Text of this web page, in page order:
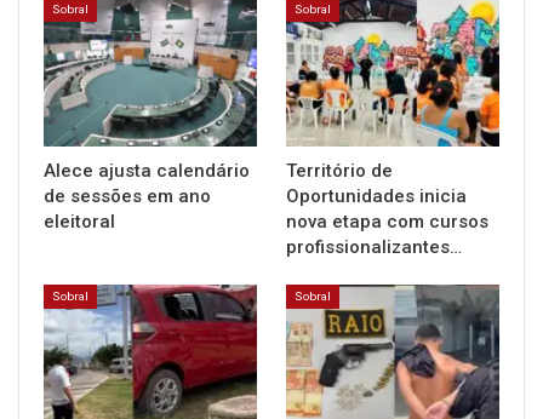
Sobral
Alece ajusta calendário
de sessões em ano
eleitoral
Sobral
Território de
Oportunidades inicia
nova etapa com cursos
profissionalizantes…
Sobral Sobral